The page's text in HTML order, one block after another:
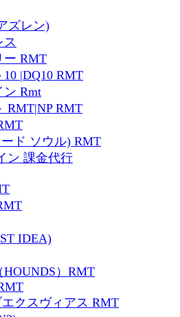
ズレン)
ス
ー RMT
10 |DQ10 RMT
ン Rmt
RMT|NP RMT
ド ソウル) RMT
ン 課金代行
IDEA)
）RMT
クスヴィアス RMT